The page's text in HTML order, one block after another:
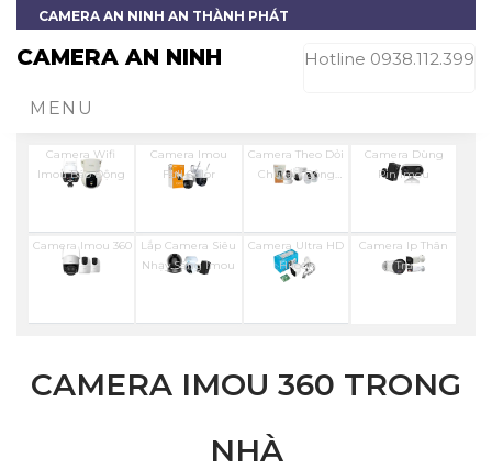
CAMERA AN NINH AN THÀNH PHÁT
CAMERA AN NINH Hotline 0938.112.399
MENU
Camera Wifi
Imou Báo Động
Camera Imou
Full Color
Camera Theo Dỏi
Chuyển Động
Camera Dùng
Pin Imou
Camera Imou 360
Lắp Camera Siêu
Nhạy Sáng Imou
Camera Ultra HD
Hilook
Camera Ip Thân
Trụ
CAMERA IMOU 360 TRONG
NHÀ